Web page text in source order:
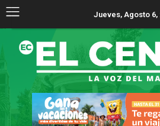
Jueves, Agosto 6,